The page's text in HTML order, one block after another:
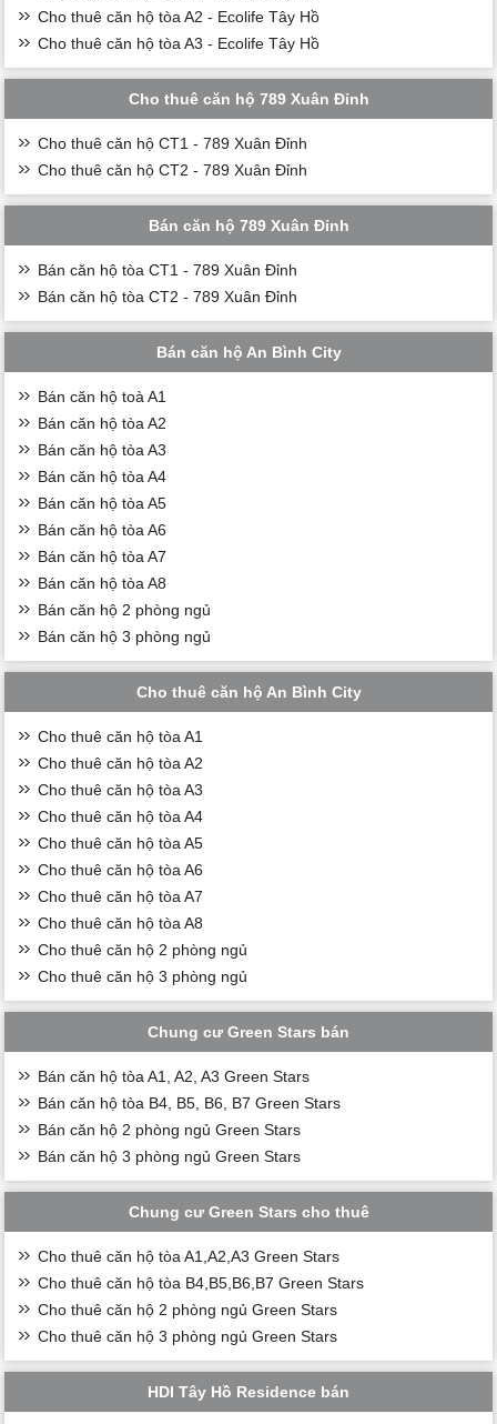
Cho thuê căn hộ tòa A2 - Ecolife Tây Hồ
Cho thuê căn hộ tòa A3 - Ecolife Tây Hồ
Cho thuê căn hộ 789 Xuân Đỉnh
Cho thuê căn hộ CT1 - 789 Xuân Đỉnh
Cho thuê căn hộ CT2 - 789 Xuân Đỉnh
Bán căn hộ 789 Xuân Đỉnh
Bán căn hộ tòa CT1 - 789 Xuân Đỉnh
Bán căn hộ tòa CT2 - 789 Xuân Đỉnh
Bán căn hộ An Bình City
Bán căn hộ toà A1
Bán căn hộ tòa A2
Bán căn hộ tòa A3
Bán căn hộ tòa A4
Bán căn hộ tòa A5
Bán căn hộ tòa A6
Bán căn hộ tòa A7
Bán căn hộ tòa A8
Bán căn hộ 2 phòng ngủ
Bán căn hộ 3 phòng ngủ
Cho thuê căn hộ An Bình City
Cho thuê căn hộ tòa A1
Cho thuê căn hộ tòa A2
Cho thuê căn hộ tòa A3
Cho thuê căn hộ tòa A4
Cho thuê căn hộ tòa A5
Cho thuê căn hộ tòa A6
Cho thuê căn hộ tòa A7
Cho thuê căn hộ tòa A8
Cho thuê căn hộ 2 phòng ngủ
Cho thuê căn hộ 3 phòng ngủ
Chung cư Green Stars bán
Bán căn hộ tòa A1, A2, A3 Green Stars
Bán căn hộ tòa B4, B5, B6, B7 Green Stars
Bán căn hộ 2 phòng ngủ Green Stars
Bán căn hộ 3 phòng ngủ Green Stars
Chung cư Green Stars cho thuê
Cho thuê căn hộ tòa A1,A2,A3 Green Stars
Cho thuê căn hộ tòa B4,B5,B6,B7 Green Stars
Cho thuê căn hộ 2 phòng ngủ Green Stars
Cho thuê căn hộ 3 phòng ngủ Green Stars
HDI Tây Hồ Residence bán